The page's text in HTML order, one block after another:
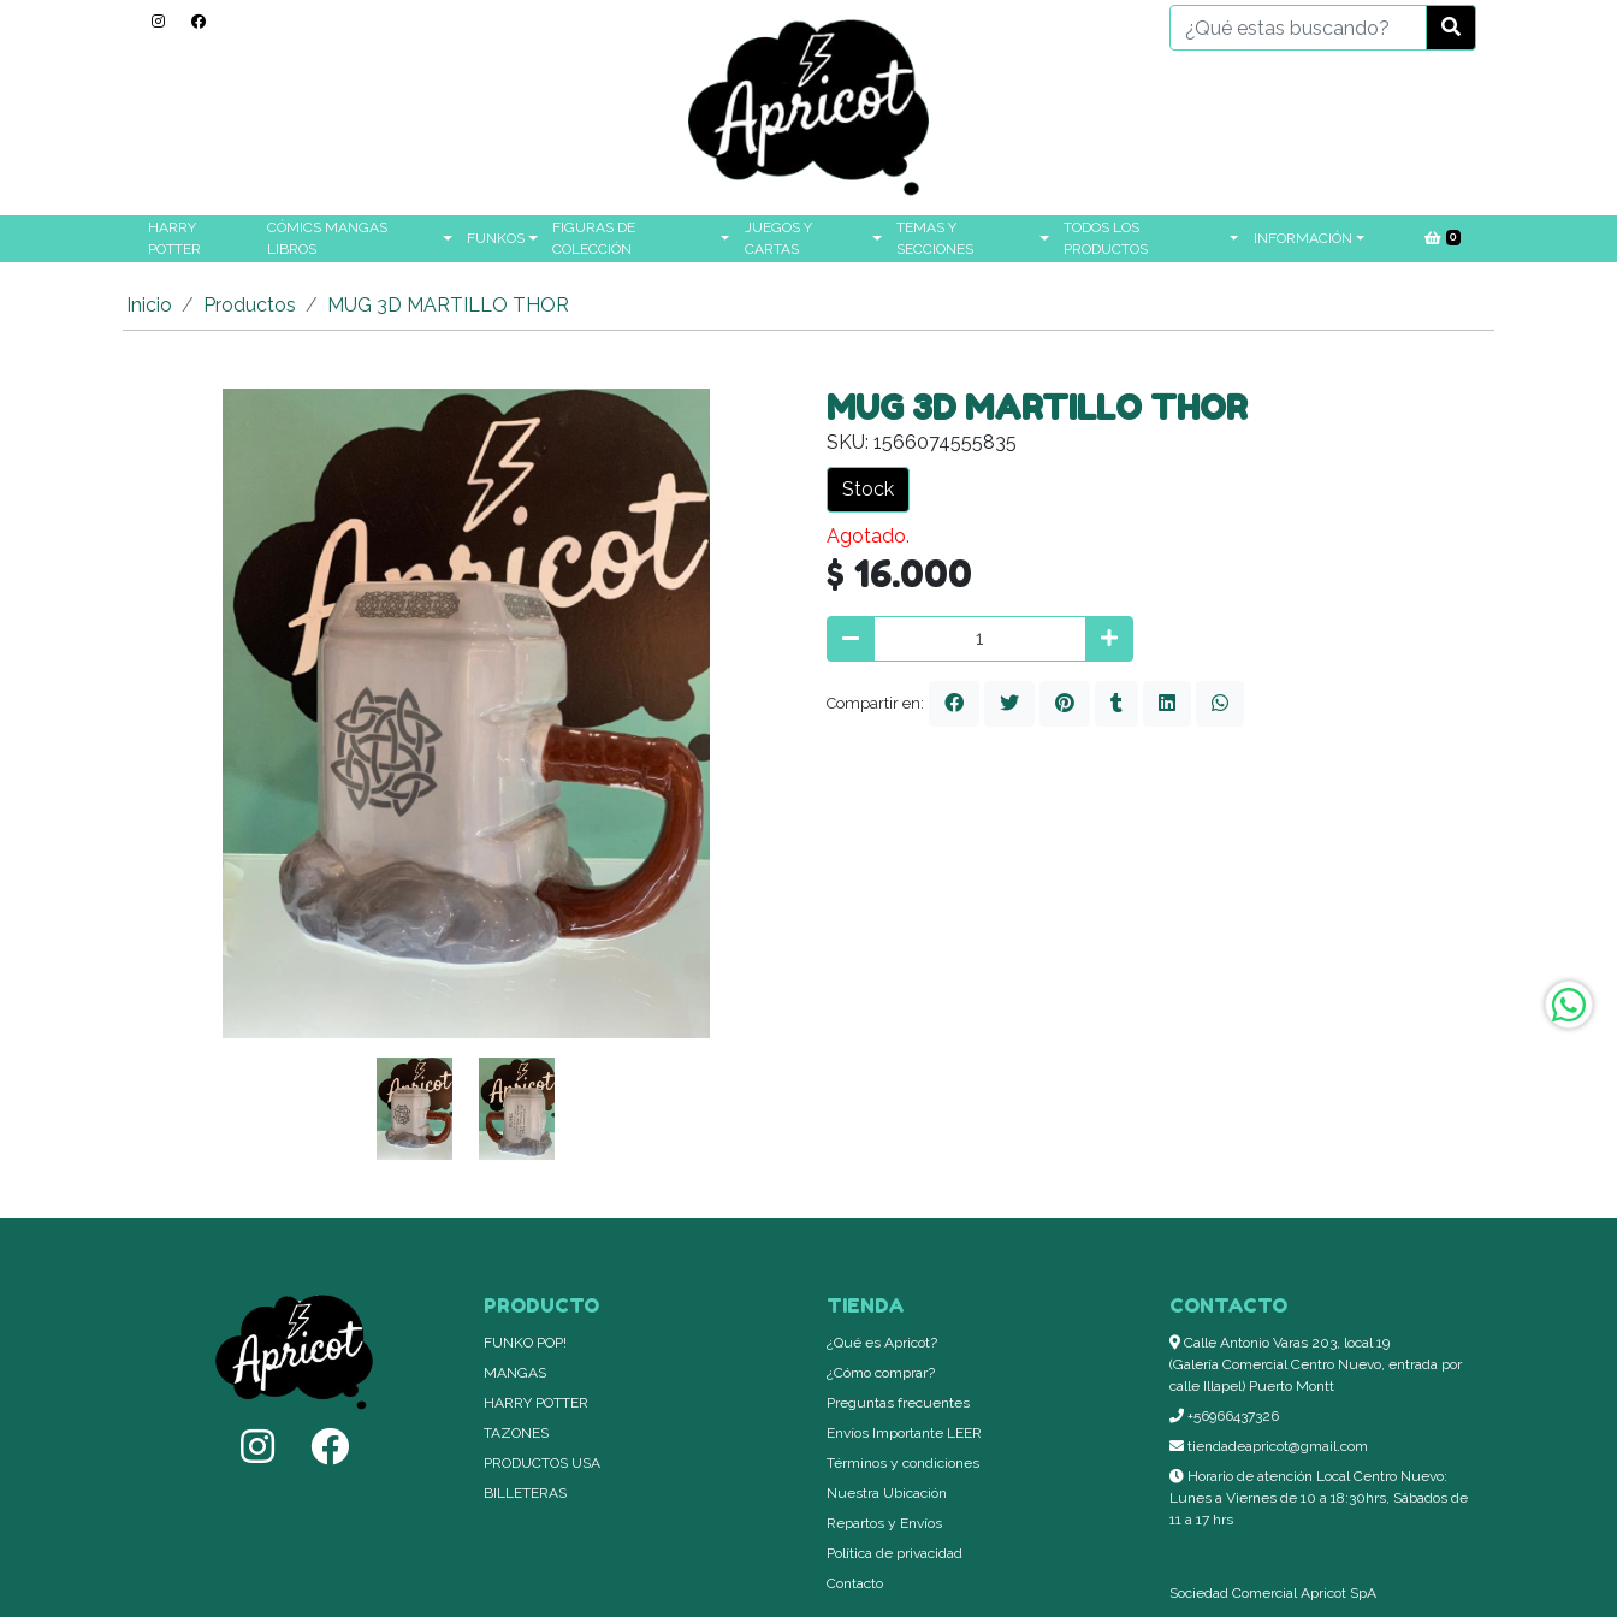
HARRY
POTTER
CÓMICS MANGAS
LIBROS
FUNKOS
FIGURAS DE
COLECCIÓN
JUEGOS Y
CARTAS
TEMAS Y
SECCIONES
TODOS LOS
PRODUCTOS
INFORMACIÓN 0
Inicio Productos MUG 3D MARTILLO THOR
MUG 3D MARTILLO THOR
SKU: 1566074555835
Stock
Agotado.
$ 16.000
Compartir en:
PRODUCTO
FUNKO POP!
MANGAS
HARRY POTTER
TAZONES
PRODUCTOS USA
BILLETERAS
TIENDA
¿Qué es Apricot?
¿Cómo comprar?
Preguntas frecuentes
Envíos Importante LEER
Términos y condiciones
Nuestra Ubicación
Repartos y Envíos
Política de privacidad
Contacto
CONTACTO
Calle Antonio Varas 203, local 19
(Galería Comercial Centro Nuevo, entrada por
calle Illapel) Puerto Montt
+56966437326
tiendadeapricot@gmail.com
Horario de atención Local Centro Nuevo:
Lunes a Viernes de 10 a 18:30hrs, Sábados de
11 a 17 hrs
Sociedad Comercial Apricot SpA